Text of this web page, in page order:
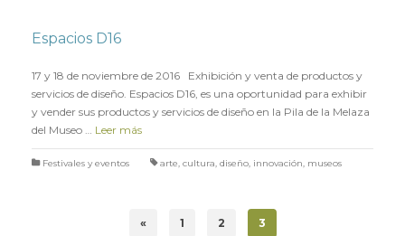
Espacios D16
17 y 18 de noviembre de 2016 Exhibición y venta de productos y
servicios de diseño. Espacios D16, es una oportunidad para exhibir
y vender sus productos y servicios de diseño en la Pila de la Melaza
del Museo … Leer más
Festivales y eventos arte, cultura, diseño, innovación, museos
« 1 2 3